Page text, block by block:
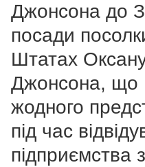
Джонсона до
посади
Штатах
Джонсона, що
жодного
під час
підприємства